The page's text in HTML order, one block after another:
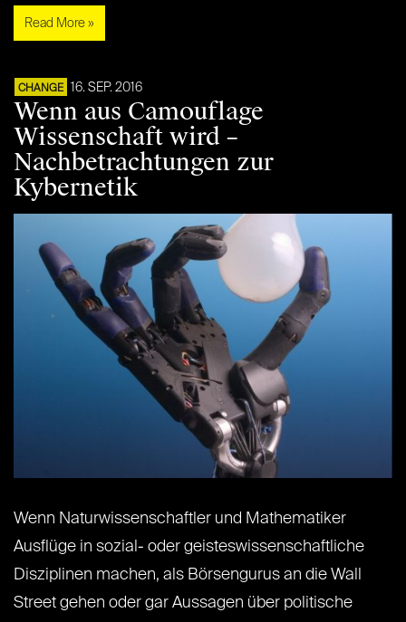
Read More »
CHANGE 16. SEP. 2016
Wenn aus Camouflage
Wissenschaft wird –
Nachbetrachtungen zur
Kybernetik
Wenn Naturwissenschaftler und Mathematiker
Ausflüge in sozial- oder geisteswissenschaftliche
Disziplinen machen, als Börsengurus an die Wall
Street gehen oder gar Aussagen über politische